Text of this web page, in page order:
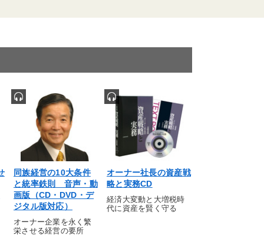
同族経営の10大条件
と統率鉄則 音声・動
画版（CD・DVD・デ
ジタル版対応）
オーナー企業を永く繁
栄させる経営の要所
オーナー社長の資産戦
略と実務CD
経済大変動と大増税時
代に資産を賢く守る